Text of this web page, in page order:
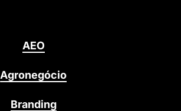
AEO
Agronegócio
Branding